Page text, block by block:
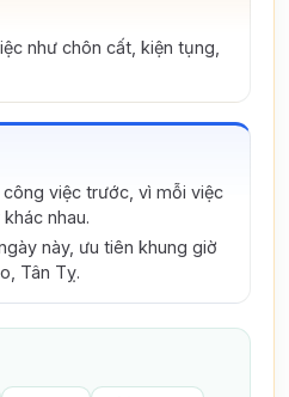
như chôn cất, kiện tụng,
việc trước, vì mỗi việc
nhau.
này, ưu tiên khung giờ
Tân Tỵ.